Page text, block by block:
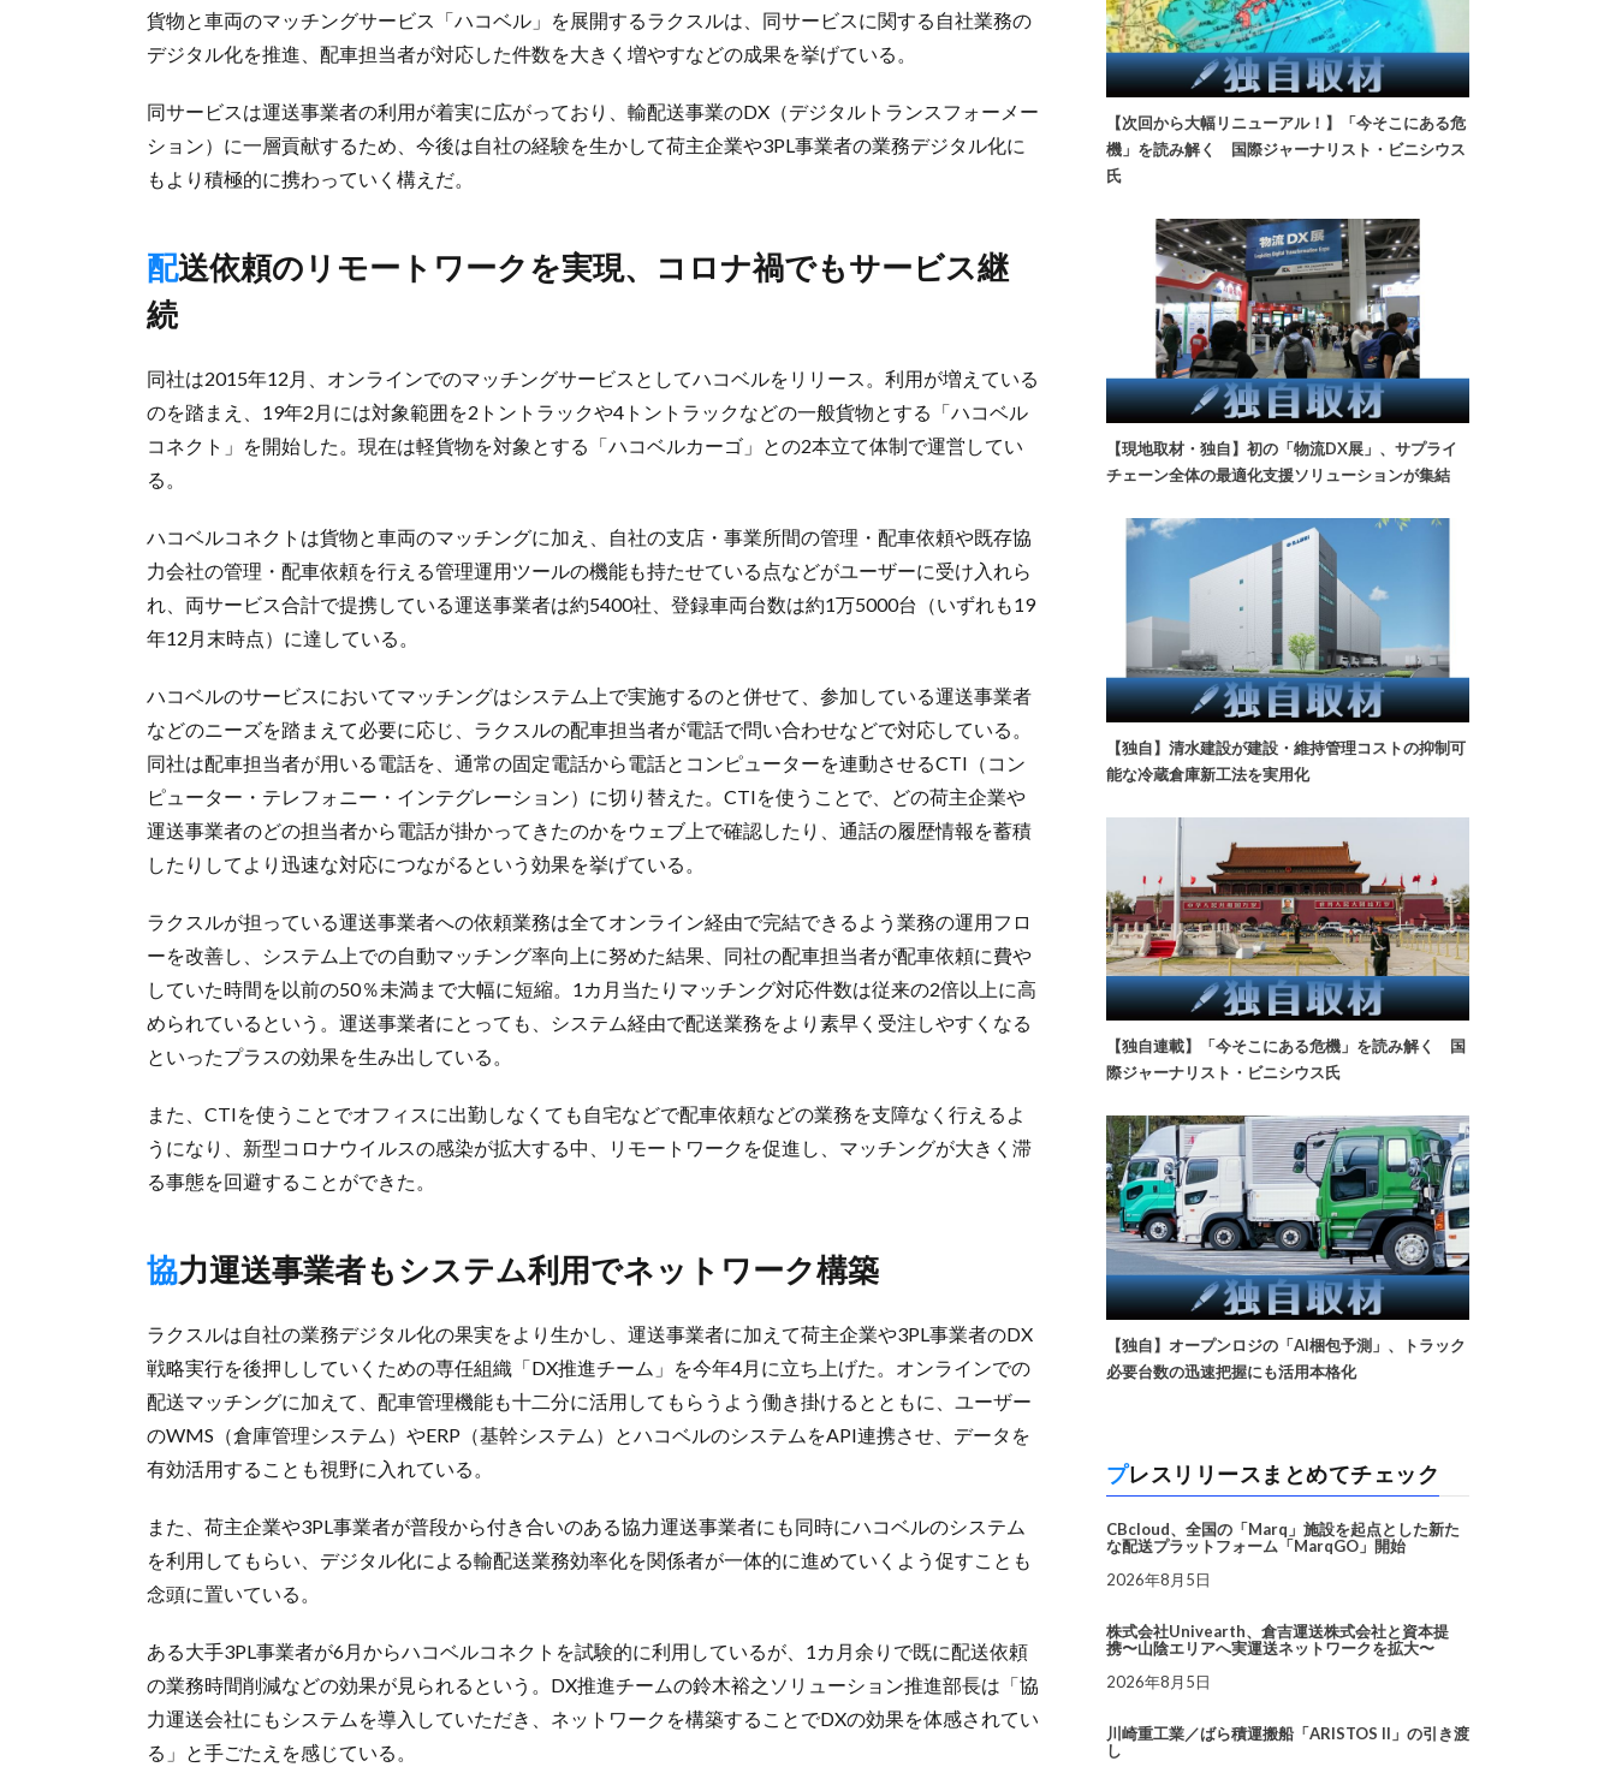
貨物と車両のマッチングサービス「ハコベル」を展開するラクスルは、同サービスに関する自社業務の
デジタル化を推進、配車担当者が対応した件数を大きく増やすなどの成果を挙げている。
同サービスは運送事業者の利用が着実に広がっており、輸配送事業のDX（デジタルトランスフォーメー
ション）に一層貢献するため、今後は自社の経験を生かして荷主企業や3PL事業者の業務デジタル化に
もより積極的に携わっていく構えだ。
配送依頼のリモートワークを実現、コロナ禍でもサービス継
続
同社は2015年12月、オンラインでのマッチングサービスとしてハコベルをリリース。利用が増えている
のを踏まえ、19年2月には対象範囲を2トントラックや4トントラックなどの一般貨物とする「ハコベル
コネクト」を開始した。現在は軽貨物を対象とする「ハコベルカーゴ」との2本立て体制で運営してい
る。
ハコベルコネクトは貨物と車両のマッチングに加え、自社の支店・事業所間の管理・配車依頼や既存協
力会社の管理・配車依頼を行える管理運用ツールの機能も持たせている点などがユーザーに受け入れら
れ、両サービス合計で提携している運送事業者は約5400社、登録車両台数は約1万5000台（いずれも19
年12月末時点）に達している。
ハコベルのサービスにおいてマッチングはシステム上で実施するのと併せて、参加している運送事業者
などのニーズを踏まえて必要に応じ、ラクスルの配車担当者が電話で問い合わせなどで対応している。
同社は配車担当者が用いる電話を、通常の固定電話から電話とコンピューターを連動させるCTI（コン
ピューター・テレフォニー・インテグレーション）に切り替えた。CTIを使うことで、どの荷主企業や
運送事業者のどの担当者から電話が掛かってきたのかをウェブ上で確認したり、通話の履歴情報を蓄積
したりしてより迅速な対応につながるという効果を挙げている。
ラクスルが担っている運送事業者への依頼業務は全てオンライン経由で完結できるよう業務の運用フロ
ーを改善し、システム上での自動マッチング率向上に努めた結果、同社の配車担当者が配車依頼に費や
していた時間を以前の50％未満まで大幅に短縮。1カ月当たりマッチング対応件数は従来の2倍以上に高
められているという。運送事業者にとっても、システム経由で配送業務をより素早く受注しやすくなる
といったプラスの効果を生み出している。
また、CTIを使うことでオフィスに出勤しなくても自宅などで配車依頼などの業務を支障なく行えるよ
うになり、新型コロナウイルスの感染が拡大する中、リモートワークを促進し、マッチングが大きく滞
る事態を回避することができた。
協力運送事業者もシステム利用でネットワーク構築
ラクスルは自社の業務デジタル化の果実をより生かし、運送事業者に加えて荷主企業や3PL事業者のDX
戦略実行を後押ししていくための専任組織「DX推進チーム」を今年4月に立ち上げた。オンラインでの
配送マッチングに加えて、配車管理機能も十二分に活用してもらうよう働き掛けるとともに、ユーザー
のWMS（倉庫管理システム）やERP（基幹システム）とハコベルのシステムをAPI連携させ、データを
有効活用することも視野に入れている。
また、荷主企業や3PL事業者が普段から付き合いのある協力運送事業者にも同時にハコベルのシステム
を利用してもらい、デジタル化による輸配送業務効率化を関係者が一体的に進めていくよう促すことも
念頭に置いている。
ある大手3PL事業者が6月からハコベルコネクトを試験的に利用しているが、1カ月余りで既に配送依頼
の業務時間削減などの効果が見られるという。DX推進チームの鈴木裕之ソリューション推進部長は「協
力運送会社にもシステムを導入していただき、ネットワークを構築することでDXの効果を体感されてい
る」と手ごたえを感じている。
【次回から大幅リニューアル！】「今そこにある危
機」を読み解く 国際ジャーナリスト・ビニシウス
氏
【現地取材・独自】初の「物流DX展」、サプライ
チェーン全体の最適化支援ソリューションが集結
【独自】清水建設が建設・維持管理コストの抑制可
能な冷蔵倉庫新工法を実用化
【独自連載】「今そこにある危機」を読み解く 国
際ジャーナリスト・ビニシウス氏
【独自】オープンロジの「AI梱包予測」、トラック
必要台数の迅速把握にも活用本格化
プレスリリースまとめてチェック
CBcloud、全国の「Marq」施設を起点とした新た
な配送プラットフォーム「MarqGO」開始
2026年8月5日
株式会社Univearth、倉吉運送株式会社と資本提
携〜山陰エリアへ実運送ネットワークを拡大〜
2026年8月5日
川崎重工業／ばら積運搬船「ARISTOS II」の引き渡
し